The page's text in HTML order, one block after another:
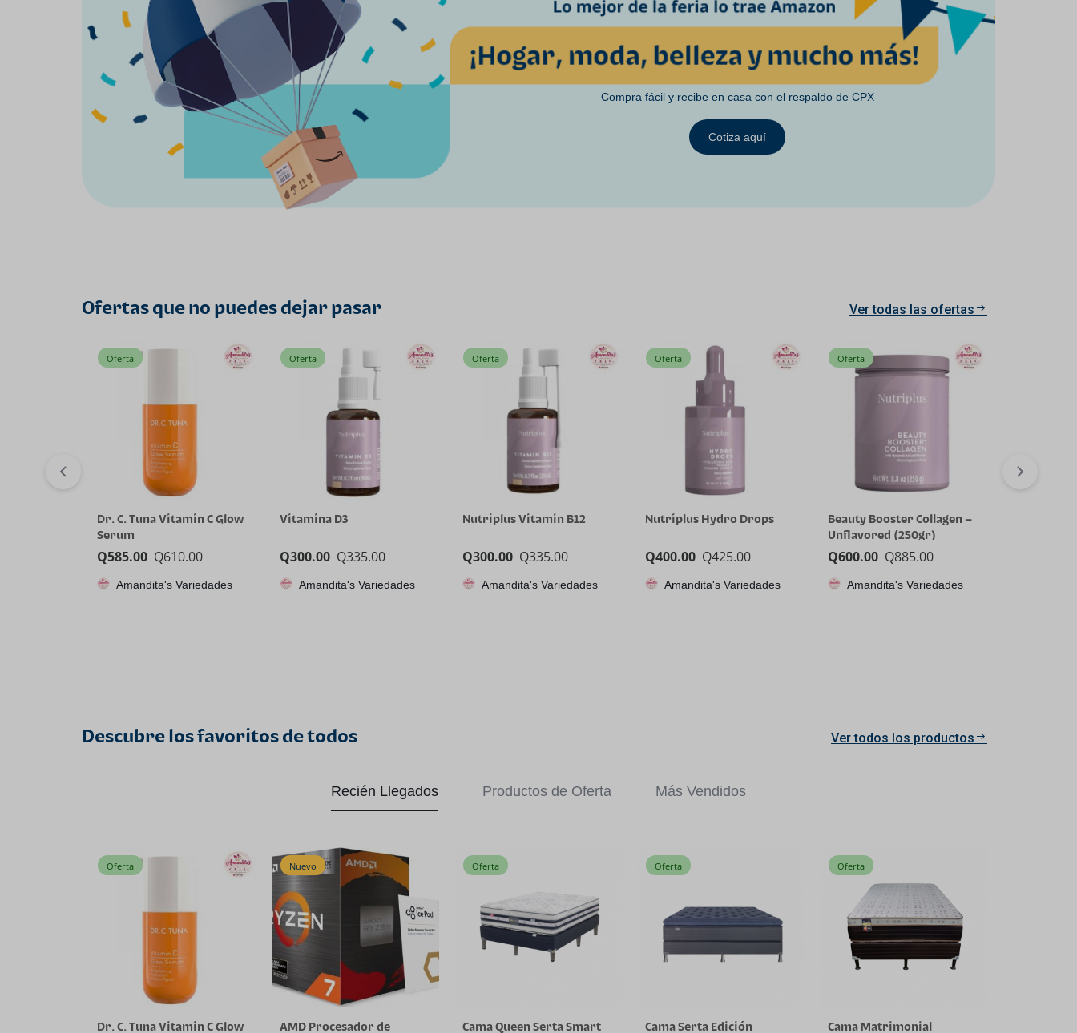
Compra fácil y recibe en casa con el respaldo de CPX
Cotiza aquí
Ofertas que no puedes dejar pasar Ver todas las ofertas
Oferta
Dr. C. Tuna Vitamin C Glow
Serum
Q610.00
Q585.00
Amandita's Variedades
Oferta
Vitamina D3
Q335.00
Q300.00
Amandita's Variedades
Oferta
Nutriplus Vitamin B12
Q335.00
Q300.00
Amandita's Variedades
Oferta
Nutriplus Hydro Drops
Q425.00
Q400.00
Amandita's Variedades
Oferta
Beauty Booster Collagen –
Unflavored (250gr)
Q885.00
Q600.00
Amandita's Variedades
Descubre los favoritos de todos Ver todos los productos
Recién Llegados Productos de Oferta Más Vendidos
Oferta
Dr. C. Tuna Vitamin C Glow
Nuevo
AMD Procesador de
Oferta
Cama Queen Serta Smart
Oferta
Cama Serta Edición
Oferta
Cama Matrimonial